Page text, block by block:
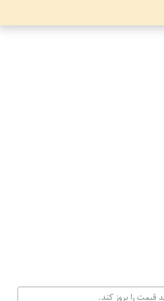
قیمت را بروز کند.